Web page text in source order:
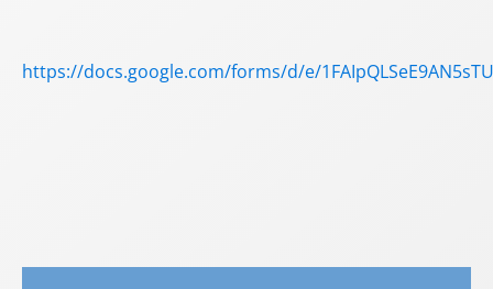
https://docs.google.com/forms/d/e/